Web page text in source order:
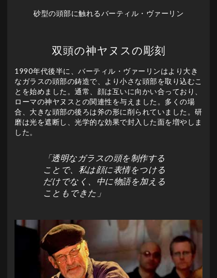
砂型の頭部に触れるバーティル・ヴァーリン
双頭の神ヤヌスの彫刻
1990年代後半に、バーティル・ヴァーリンはより大き
なガラスの頭部の鋳造で、より小さな頭部を取り込むこ
とを始めました。通常、顔は互いに向かい合っており、
ローマの神ヤヌスとの関連性を与えました。多くの場
合、大きな頭部の後ろは斧の形に削られていました。研
磨は光を遮断し、光学的な効果で封入した面を増やしま
した。
「透明なガラスの頭を制作する
ことで、私は顔に表情をつける
だけでなく、中に物語を加える
こともできた」